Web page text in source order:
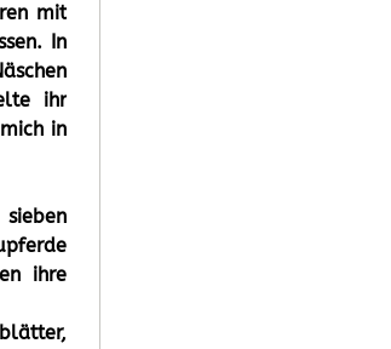
mit
In
ihr
in
ihre